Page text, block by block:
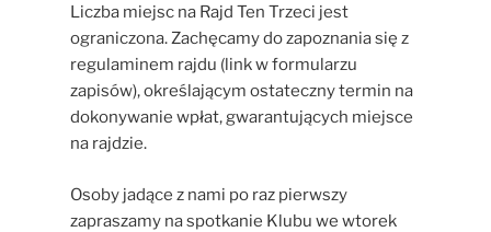
Liczba miejsc na Rajd Ten Trzeci jest
ograniczona. Zachęcamy do zapoznania się z
regulaminem rajdu (link w formularzu
zapisów), określającym ostateczny termin na
dokonywanie wpłat, gwarantujących miejsce
na rajdzie.
Osoby jadące z nami po raz pierwszy
zapraszamy na spotkanie Klubu we wtorek